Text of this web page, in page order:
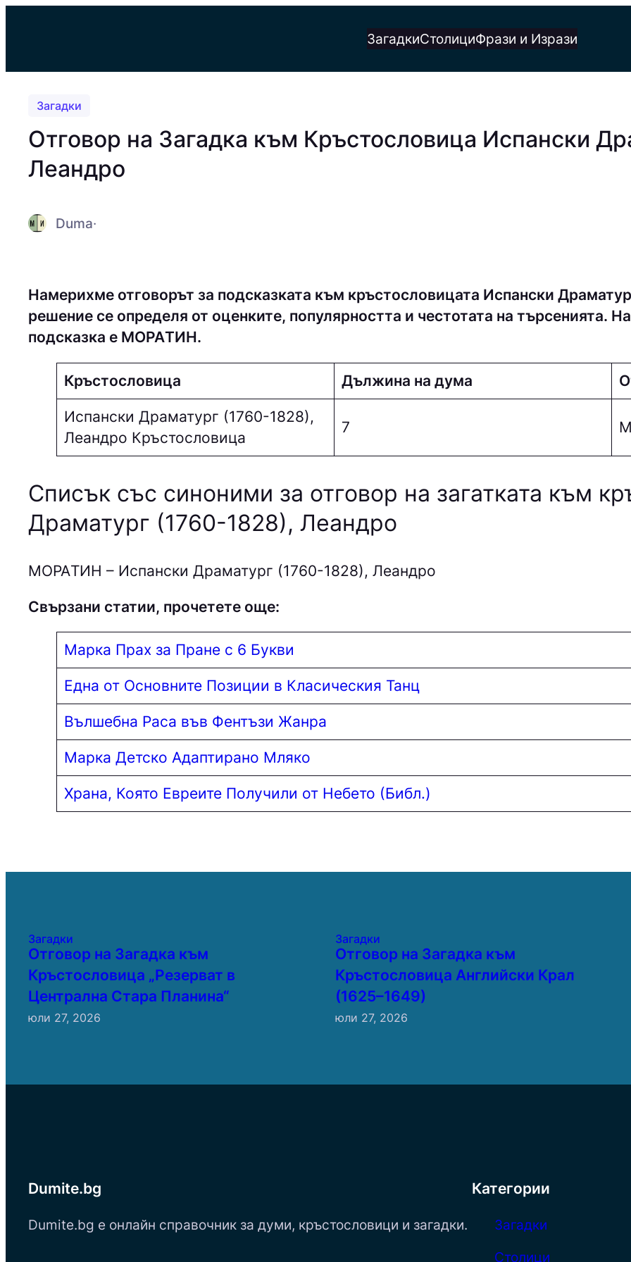
ЗагадкиСтолициФрази и Изрази
Загадки
Отговор на Загадка към Кръстословица Испански
Леандро
Duma·
Намерихме отговорът за подсказката към кръстословицата Испански
решение се определя от оценките, популярността и честотата на търсенията.
подсказка е МOPAТИН.
Кръстословица Дължина на дума
Испански Драматург (1760-1828),
Леандро Кръстословица
7
Списък със синоними за отговор на загатката към
Драматург (1760-1828), Леандро
МOPAТИН – Испански Драматург (1760-1828), Леандро
Свързани статии, прочетете още:
Марка Прах за Пране с 6 Букви
Една от Основните Позиции в Класическия Танц
Вълшебна Раса във Фентъзи Жанра
Марка Детско Адаптирано Мляко
Храна, Която Евреите Получили от Небето (Библ.)
Загадки
Отговор на Загадка към
Кръстословица „Резерват в
Централна Стара Планина“
юли 27, 2026
Загадки
Отговор на Загадка към
Кръстословица Английски Крал
(1625–1649)
юли 27, 2026
Dumite.bg
Dumite.bg е онлайн справочник за думи, кръстословици и загадки.
Категории
Загадки
Столици